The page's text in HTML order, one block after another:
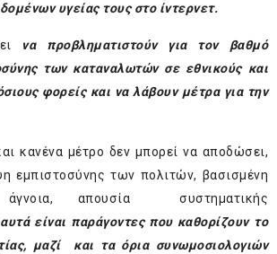
υγείας τους στο ίντερνετ.
να προβληματιστούν για τον βαθμό
των καταναλωτών σε εθνικούς και
φορείς και να λάβουν μέτρα για την
κανένα μέτρο δεν μπορεί να αποδώσει,
εμπιστοσύνης των πολιτών, βασισμένη
απουσία συστηματικής
είναι παράγοντες που καθορίζουν το
μαζί και τα όρια συνωμοσιολογιών